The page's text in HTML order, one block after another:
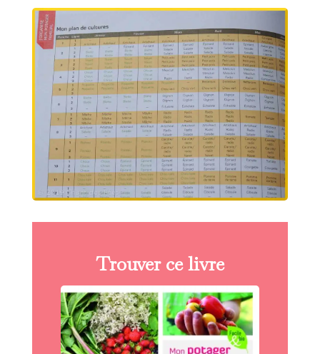
Trouver ce livre